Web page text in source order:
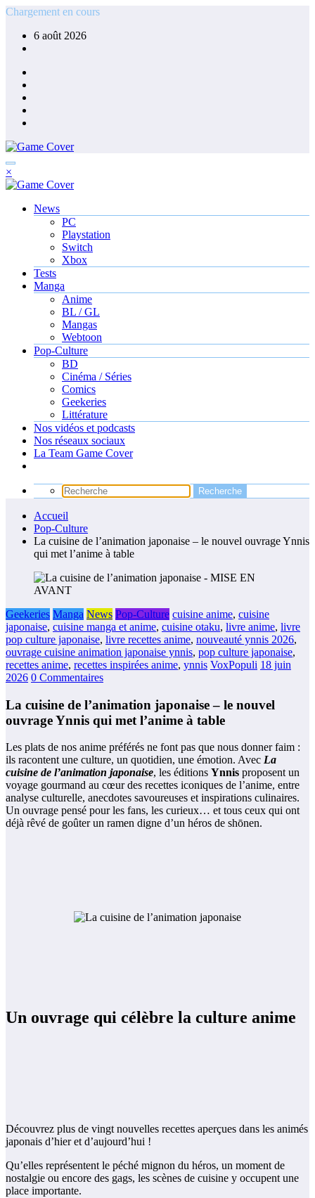
Aller
contenu
Chargement en cours
6 août 2026
×
News
PC
Playstation
Switch
Xbox
Tests
Manga
Anime
BL / GL
Mangas
Webtoon
Pop-Culture
BD
Cinéma / Séries
Comics
Geekeries
Littérature
Nos vidéos et podcasts
Nos réseaux sociaux
La Team Game Cover
Accueil
Pop-Culture
La cuisine de l’animation japonaise – le nouvel ouvrage Ynnis
qui met l’anime à table
Geekeries Manga News Pop-Culture cuisine anime, cuisine
japonaise, cuisine manga et anime, cuisine otaku, livre anime, livre
pop culture japonaise, livre recettes anime, nouveauté ynnis 2026,
ouvrage cuisine animation japonaise ynnis, pop culture japonaise,
recettes anime, recettes inspirées anime, ynnis VoxPopuli 18 juin
2026 0 Commentaires
La cuisine de l’animation japonaise – le nouvel
ouvrage Ynnis qui met l’anime à table
Les plats de nos anime préférés ne font pas que nous donner faim :
ils racontent une culture, un quotidien, une émotion. Avec La
cuisine de l’animation japonaise, les éditions Ynnis proposent un
voyage gourmand au cœur des recettes iconiques de l’anime, entre
analyse culturelle, anecdotes savoureuses et inspirations culinaires.
Un ouvrage pensé pour les fans, les curieux… et tous ceux qui ont
déjà rêvé de goûter un ramen digne d’un héros de shōnen.
Un ouvrage qui célèbre la culture anime
Découvrez plus de vingt nouvelles recettes aperçues dans les animés
japonais d’hier et d’aujourd’hui !
Qu’elles représentent le péché mignon du héros, un moment de
nostalgie ou encore des gags, les scènes de cuisine y occupent une
place importante.